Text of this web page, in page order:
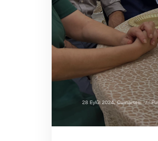
28 Eylül 2024, Cumartesi /